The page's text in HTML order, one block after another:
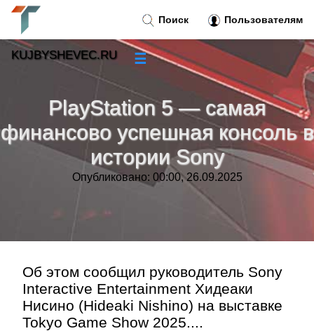
PlayStation 5 — самая
финансово успешная консоль в
истории Sony
Опубликовано: 00:00, 26.09.2025
Об этом сообщил руководитель Sony
Interactive Entertainment Хидеаки
Нисино (Hideaki Nishino) на выставке
Tokyo Game Show 2025....
Поиск Пользователям
KUJBYSHEVEC.RU ☰
Новости»
Тренды новостей»
Рубрики»
Контакт»